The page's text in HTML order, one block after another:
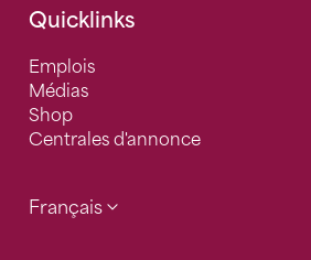
Quicklinks
Emplois
Médias
Shop
Centrales d'annonce
Français